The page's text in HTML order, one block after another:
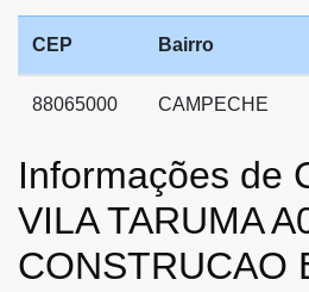
CEP Bairro
88065000 CAMPECHE
Informações de
VILA TARUMA
CONSTRUCAO